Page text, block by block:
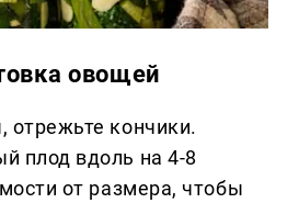
овощей
отрежьте кончики.
плод вдоль на 4-8
от размера, чтобы